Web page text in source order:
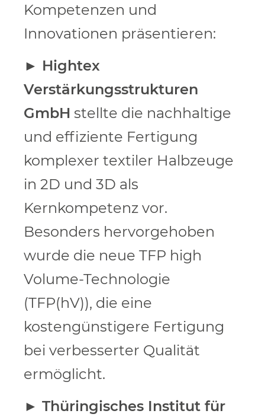
Kompetenzen und
Innovationen präsentieren:
► Hightex
Verstärkungsstrukturen
GmbH stellte die nachhaltige
und effiziente Fertigung
komplexer textiler Halbzeuge
in 2D und 3D als
Kernkompetenz vor.
Besonders hervorgehoben
wurde die neue TFP high
Volume-Technologie
(TFP(hV)), die eine
kostengünstigere Fertigung
bei verbesserter Qualität
ermöglicht.
► Thüringisches Institut für